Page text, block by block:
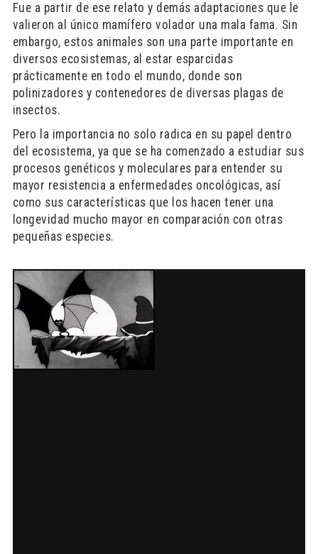
Fue a partir de ese relato y demás adaptaciones que le
valieron al único mamífero volador una mala fama. Sin
embargo, estos animales son una parte importante en
diversos ecosistemas, al estar esparcidas
prácticamente en todo el mundo, donde son
polinizadores y contenedores de diversas plagas de
insectos.
Pero la importancia no solo radica en su papel dentro
del ecosistema, ya que se ha comenzado a estudiar sus
procesos genéticos y moleculares para entender su
mayor resistencia a enfermedades oncológicas, así
como sus características que los hacen tener una
longevidad mucho mayor en comparación con otras
pequeñas especies.